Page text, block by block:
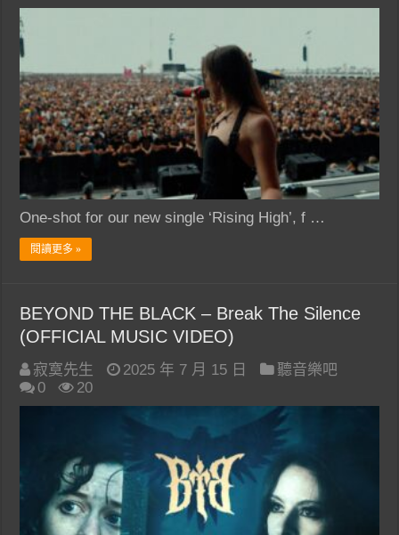
One-shot for our new single ‘Rising High’, f …
閱讀更多 »
BEYOND THE BLACK – Break The Silence
(OFFICIAL MUSIC VIDEO)
寂寞先生 2025 年 7 月 15 日
聽音樂吧
0
20